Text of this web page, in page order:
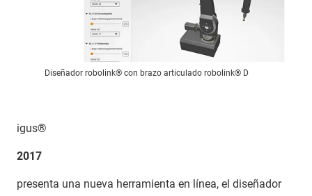
Diseñador robolink® con brazo articulado robolink® D
igus®
2017
presenta una nueva herramienta en línea, el diseñador